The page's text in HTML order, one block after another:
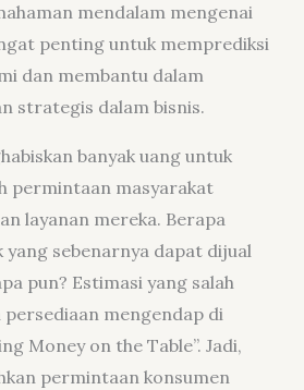
mendalam mengenai
penting untuk memprediksi
dan membantu dalam
strategis dalam bisnis.
banyak uang untuk
permintaan masyarakat
layanan mereka. Berapa
sebenarnya dapat dijual
pun? Estimasi yang salah
persediaan mengendap di
Money on the Table”. Jadi,
permintaan konsumen